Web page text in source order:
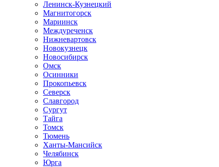
Ленинск-Кузнецкий
Магнитогорск
Мариинск
Междуреченск
Нижневартовск
Новокузнецк
Новосибирск
Омск
Осинники
Прокопьевск
Северск
Славгород
Сургут
Тайга
Томск
Тюмень
Ханты-Мансийск
Челябинск
Юрга